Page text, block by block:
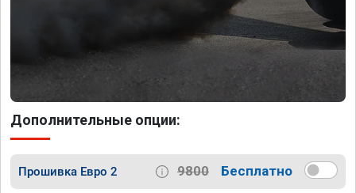
Дополнительные опции:
Прошивка Евро 2 9800 Бесплатно